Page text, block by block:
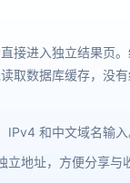
接进入独立结果页
取数据库缓存，没
IPv4 和中文域名输入
立地址，方便分享与